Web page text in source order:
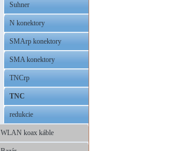
Suhner
N konektory
SMArp konektory
SMA konektory
TNCrp
TNC
redukcie
WLAN koax káble